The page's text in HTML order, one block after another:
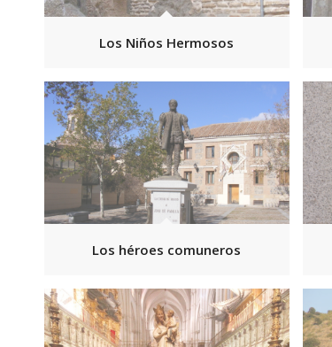
Los Niños Hermosos
Los héroes comuneros